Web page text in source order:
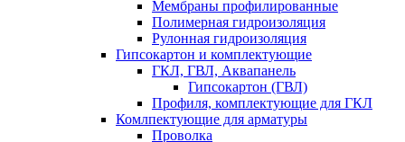
Мембраны профилированные
Полимерная гидроизоляция
Рулонная гидроизоляция
Гипсокартон и комплектующие
ГКЛ, ГВЛ, Аквапанель
Гипсокартон (ГВЛ)
Профиля, комплектующие для ГКЛ
Комлпектующие для арматуры
Проволка